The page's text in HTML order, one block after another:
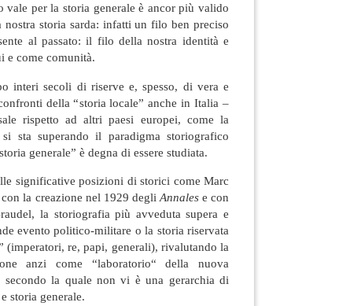
vale per la storia generale è ancor più valido
storia sarda: infatti un filo ben preciso
al passato: il filo della nostra identità e
e come comunità.
interi secoli di riserve e, spesso, di vera e
della “storia locale” anche in Italia –
rispetto ad altri paesi europei, come la
sta superando il paradigma storiografico
generale” è degna di essere studiata.
significative posizioni di storici come Marc
la creazione nel 1929 degli Annalese con
la storiografia più avveduta supera e
evento politico-militare o la storia riservata
(imperatori, re, papi, generali), rivalutando la
anzi come “laboratorio“ della nuova
secondo la quale non vi è una gerarchia di
storia generale.